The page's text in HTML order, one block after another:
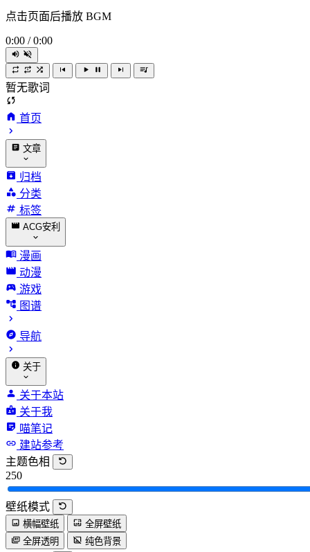
点击页面后播放 BGM
0:00 / 0:00
暂无歌词
首页
文章
归档
分类
标签
ACG安利
漫画
动漫
游戏
图谱
导航
关于
关于本站
关于我
喵笔记
建站参考
主题色相
250
壁纸模式
横幅壁纸
全屏壁纸
全屏透明
纯色背景